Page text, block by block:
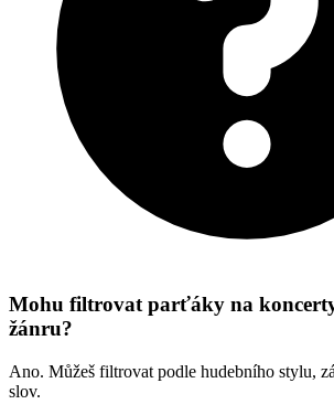
Mohu filtrovat parťáky na
žánru?
Ano. Můžeš filtrovat podle hudebního stylu,
slov.